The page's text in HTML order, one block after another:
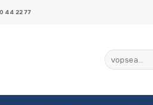
44 22 77
Caută
după: